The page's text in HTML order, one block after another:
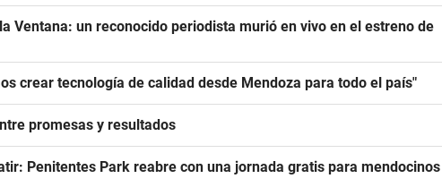
Ventana: un reconocido periodista murió en vivo en el estreno de
crear tecnología de calidad desde Mendoza para todo el país"
promesas y resultados
Penitentes Park reabre con una jornada gratis para mendocinos